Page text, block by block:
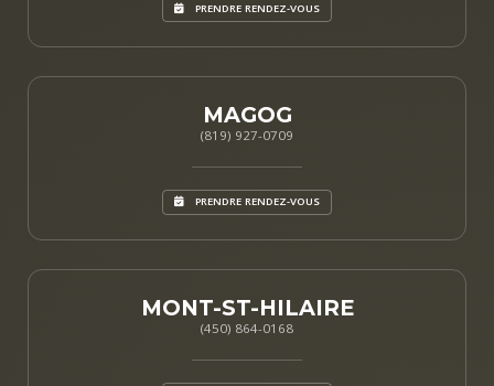
PRENDRE RENDEZ-VOUS
MAGOG
(819) 927-0709
PRENDRE RENDEZ-VOUS
MONT-ST-HILAIRE
(450) 864-0168